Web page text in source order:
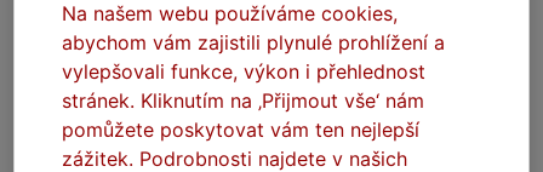
DO KOŠÍKU DO KOŠÍKU
Na našem webu používáme cookies,
abychom vám zajistili plynulé prohlížení a
vylepšovali funkce, výkon i přehlednost
stránek. Kliknutím na ‚Přijmout vše‘ nám
pomůžete poskytovat vám ten nejlepší
zážitek. Podrobnosti najdete v našich